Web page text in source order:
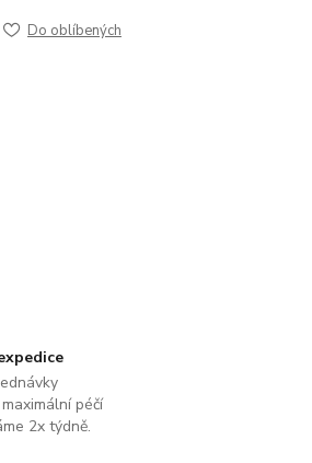
Do oblíbených
péčí
2x týdně.